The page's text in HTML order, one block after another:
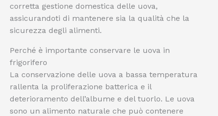
corretta gestione domestica delle uova,
assicurandoti di mantenere sia la qualità che la
sicurezza degli alimenti.
Perché è importante conservare le uova in
frigorifero
La conservazione delle uova a bassa temperatura
rallenta la proliferazione batterica e il
deterioramento dell’albume e del tuorlo. Le uova
sono un alimento naturale che può contenere